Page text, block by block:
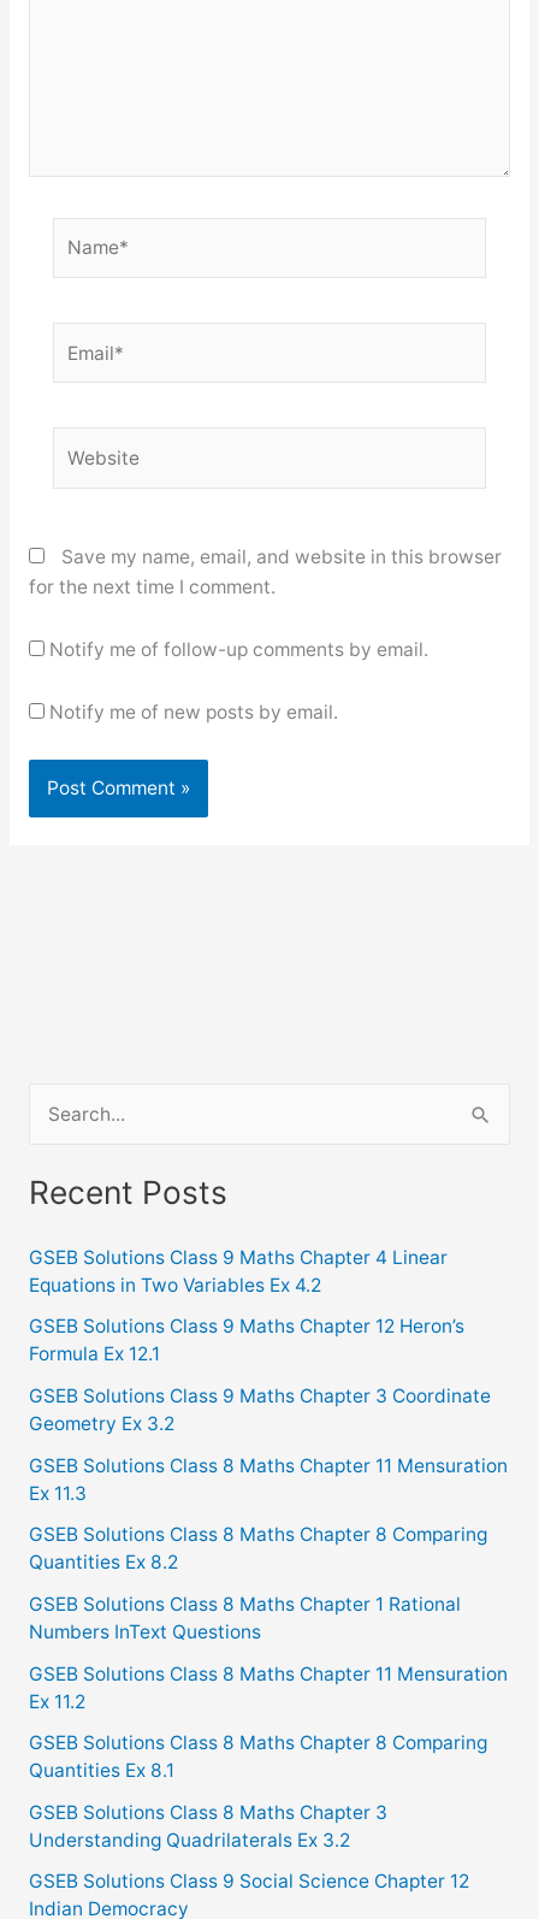
Save my name, email, and website in this browser
for the next time I comment.
Notify me of follow-up comments by email.
Notify me of new posts by email.
a
c
h
f
o
r
Recent Posts
GSEB Solutions Class 9 Maths Chapter 4 Linear
Equations in Two Variables Ex 4.2
GSEB Solutions Class 9 Maths Chapter 12 Heron’s
Formula Ex 12.1
GSEB Solutions Class 9 Maths Chapter 3 Coordinate
Geometry Ex 3.2
GSEB Solutions Class 8 Maths Chapter 11 Mensuration
Ex 11.3
GSEB Solutions Class 8 Maths Chapter 8 Comparing
Quantities Ex 8.2
GSEB Solutions Class 8 Maths Chapter 1 Rational
Numbers InText Questions
GSEB Solutions Class 8 Maths Chapter 11 Mensuration
Ex 11.2
GSEB Solutions Class 8 Maths Chapter 8 Comparing
Quantities Ex 8.1
GSEB Solutions Class 8 Maths Chapter 3
Understanding Quadrilaterals Ex 3.2
GSEB Solutions Class 9 Social Science Chapter 12
Indian Democracy